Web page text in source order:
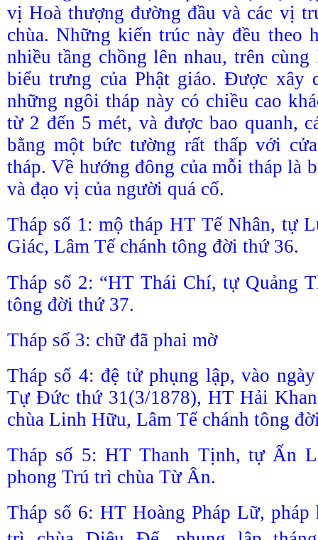
vị Hoà thượng đường đầu và các vị
chùa. Những kiến trúc này đều theo
nhiều tầng chồng lên nhau, trên
biểu trưng của Phật giáo. Được xây
những ngôi tháp này có chiều cao
từ 2 đến 5 mét, và được bao quanh,
bằng một bức tường rất thấp với
tháp. Về hướng đông của mỗi tháp là
và đạo vị của người quá cố.
Tháp số 1: mộ tháp HT Tế Nhân, tự
Giác, Lâm Tế chánh tông đời thứ 36.
Tháp số 2: “HT Thái Chí, tự Quảng
tông đời thứ 37.
Tháp số 3: chữ đã phai mờ
Tháp số 4: đệ tử phụng lập, vào
Tự Đức thứ 31(3/1878), HT Hải
chùa Linh Hữu, Lâm Tế chánh tông
Tháp số 5: HT Thanh Tịnh, tự Ấn
phong Trú trì chùa Từ Ân.
Tháp số 6: HT Hoàng Pháp Lữ,